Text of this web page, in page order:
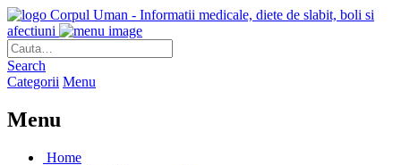
Corpul Uman - Informatii medicale, diete de slabit, boli si
afectiuni
Search
Categorii Menu
Menu
Home